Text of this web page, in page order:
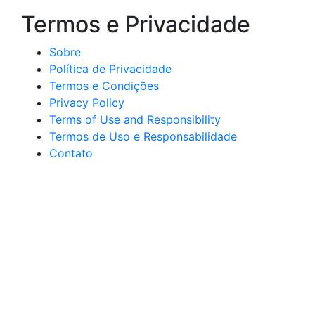
Termos e Privacidade
Sobre
Política de Privacidade
Termos e Condições
Privacy Policy
Terms of Use and Responsibility
Termos de Uso e Responsabilidade
Contato